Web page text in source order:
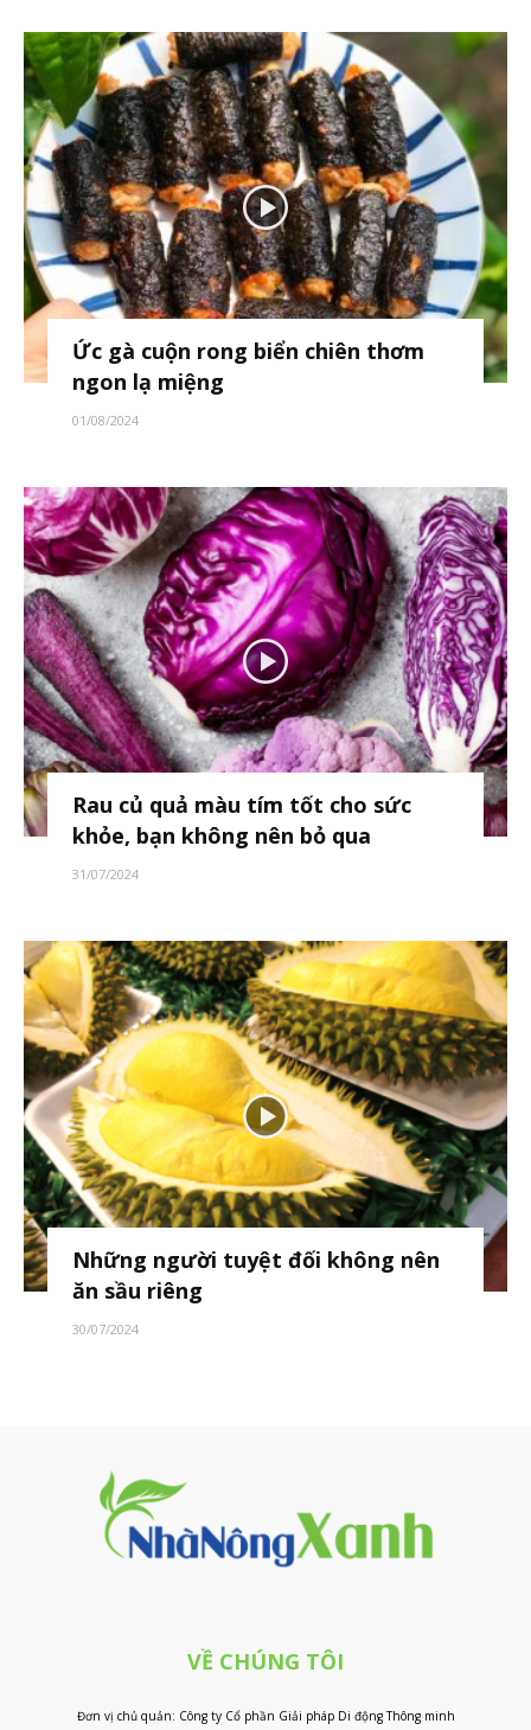
Ức gà cuộn rong biển chiên thơm
ngon lạ miệng
01/08/2024
Rau củ quả màu tím tốt cho sức
khỏe, bạn không nên bỏ qua
31/07/2024
Những người tuyệt đối không nên
ăn sầu riêng
30/07/2024
VỀ CHÚNG TÔI
Đơn vị chủ quản: Công ty Cổ phần Giải pháp Di động Thông minh